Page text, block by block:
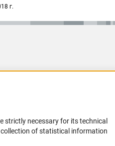
г.
СНГ 2003 - 2022
- 2022
strictly necessary for its technical
of statistical information